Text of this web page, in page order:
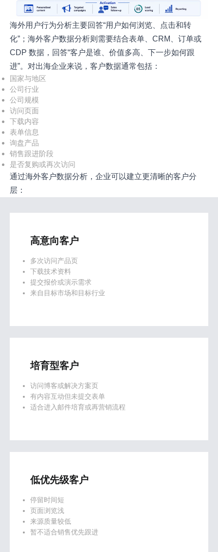
海外用户行为分析主要回答“用户如何浏览、点击和转
化”；海外客户数据分析则需要结合表单、CRM、订单或
CDP 数据，回答“客户是谁、价值多高、下一步如何跟
进”。对出海企业来说，客户数据通常包括：
国家与地区
公司行业
公司规模
访问页面
下载内容
表单信息
询盘产品
销售跟进阶段
是否复购或再次访问
通过海外客户数据分析，企业可以建立更清晰的客户分
层：
高意向客户
多次访问产品页
下载技术资料
提交报价或演示需求
来自目标市场和目标行业
培育型客户
访问博客或解决方案页
有内容互动但未提交表单
适合进入邮件培育或再营销流程
低优先级客户
停留时间短
页面浏览浅
来源质量较低
暂不适合销售优先跟进